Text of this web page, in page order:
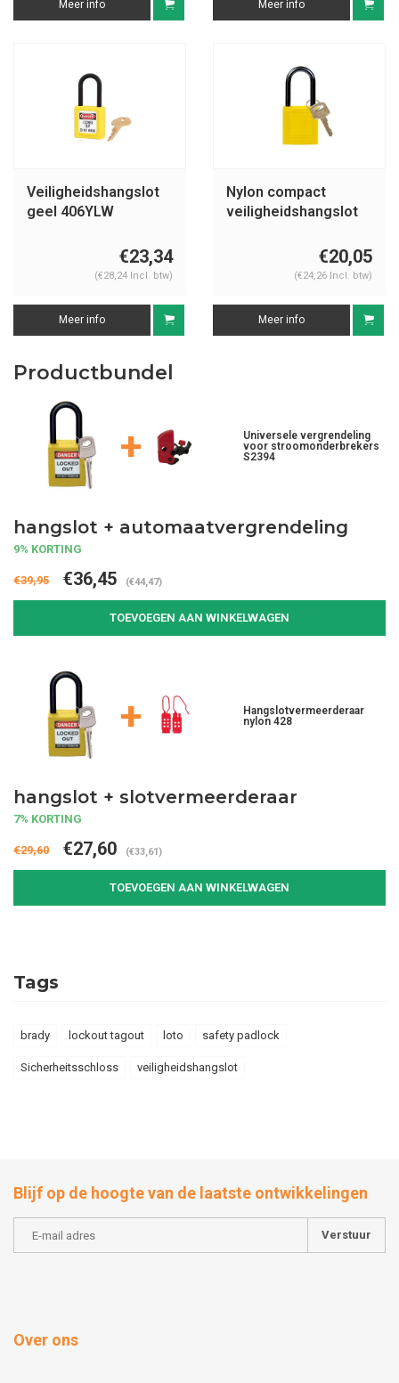
Meer info Meer info
Veiligheidshangslot
geel 406YLW
€23,34
(€28,24 Incl. btw)
Meer info
Nylon compact
veiligheidshangslot
€20,05
(€24,26 Incl. btw)
Meer info
Productbundel
+
Universele vergrendeling
voor stroomonderbrekers
S2394
hangslot + automaatvergrendeling
9% KORTING
€39,95 €36,45 (€44,47)
TOEVOEGEN AAN WINKELWAGEN
+
Hangslotvermeerderaar
nylon 428
hangslot + slotvermeerderaar
7% KORTING
€29,60 €27,60 (€33,61)
TOEVOEGEN AAN WINKELWAGEN
Tags
brady lockout tagout loto safety padlock
Sicherheitsschloss veiligheidshangslot
Blijf op de hoogte van de laatste ontwikkelingen
Verstuur
Over ons